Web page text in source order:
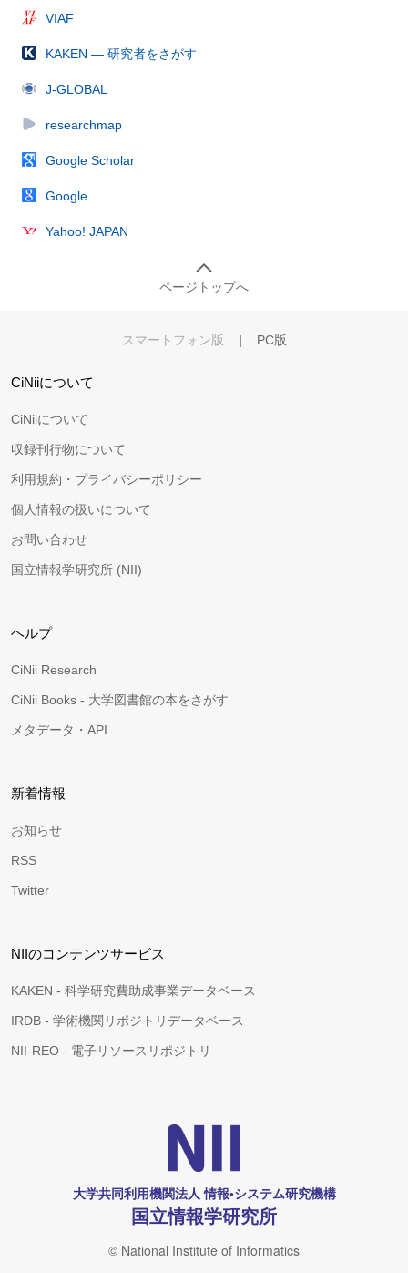
VIAF
KAKEN — 研究者をさがす
J-GLOBAL
researchmap
Google Scholar
Google
Yahoo! JAPAN
ページトップへ
スマートフォン版 | PC版
CiNiiについて
CiNiiについて
収録刊行物について
利用規約・プライバシーポリシー
個人情報の扱いについて
お問い合わせ
国立情報学研究所 (NII)
ヘルプ
CiNii Research
CiNii Books - 大学図書館の本をさがす
メタデータ・API
新着情報
お知らせ
RSS
Twitter
NIIのコンテンツサービス
KAKEN - 科学研究費助成事業データベース
IRDB - 学術機関リポジトリデータベース
NII-REO - 電子リソースリポジトリ
大学共同利用機関法人 情報•システム研究機構
国立情報学研究所
© National Institute of Informatics